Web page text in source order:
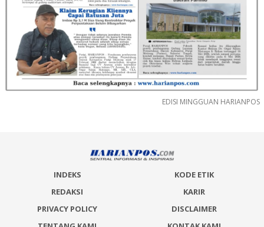
EDISI MINGGUAN HARIANPOS
INDEKS
KODE ETIK
REDAKSI
KARIR
PRIVACY POLICY
DISCLAIMER